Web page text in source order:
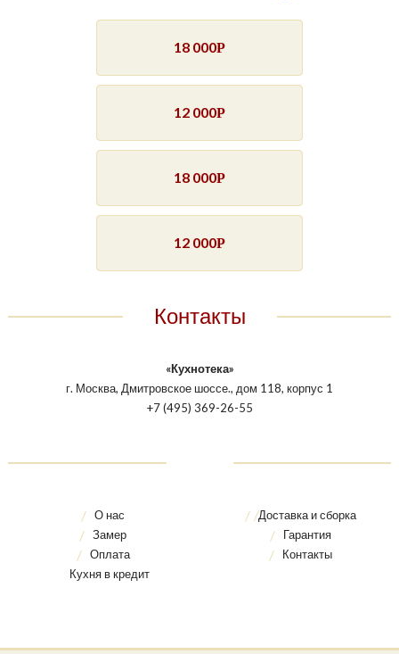
18 000Р
12 000Р
18 000Р
12 000Р
Контакты
«Кухнотека»
г. Москва, Дмитровское шоссе., дом 118, корпус 1
+7 (495) 369-26-55
О нас
Замер
Оплата
Кухня в кредит
Доставка и сборка
Гарантия
Контакты